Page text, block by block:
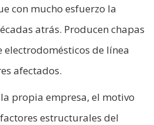
con mucho esfuerzo la
atrás. Producen chapas
de línea
afectados.
propia empresa, el motivo
estructurales del